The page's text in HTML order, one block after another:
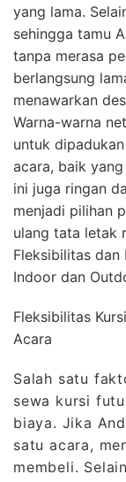
yang lama.
sehingga tamu
tanpa merasa
berlangsung
menawarkan
Warna-warna
untuk
acara, baik
ini juga ringan
menjadi pilihan
ulang tata letak
Fleksibilitas dan
Indoor dan
Fleksibilitas
Acara
Salah satu
sewa kursi
biaya. Jika
satu acara,
membeli.